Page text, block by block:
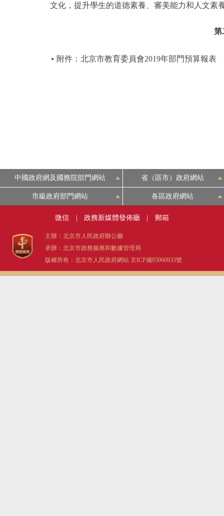
文化，提升學生的道德素養、審美能力和人文素
第
附件：北京市教育委員會2019年部門預算報表
中國政府網及國務院部門網站 省（區市）政府網站
市級政府部門網站 各區政府網站
微信 政務新媒體發佈廳 郵箱
主辦：北京市人民政府辦公廳
承辦：北京市政務服務和數據管理局
版權所有：北京市人民政府網站 京ICP備05060933號